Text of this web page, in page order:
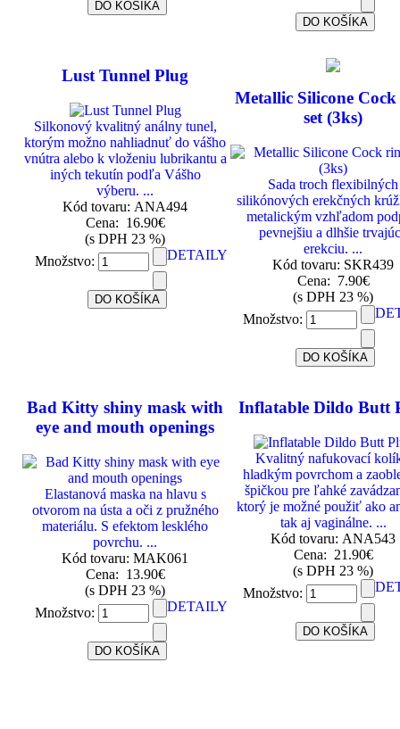
Lust Tunnel Plug
Silkonový kvalitný análny tunel,
ktorým možno nahliadnuť do vášho
vnútra alebo k vloženiu lubrikantu a
iných tekutín podľa Vášho
výberu. ...
Kód tovaru: ANA494
Cena: 16.90€
(s DPH 23 %)
Množstvo:
DETAILY
Metallic Silicone
set (3ks)
Sada troch flexibilných
silikónových erekčných
metalickým vzhľadom
pevnejšiu a dlhšie
erekciu. ...
Kód tovaru: SKR439
Cena: 7.90€
(s DPH 23 %)
Množstvo:
Bad Kitty shiny mask with
eye and mouth openings
Elastanová maska na hlavu s
otvorom na ústa a oči z pružného
materiálu. S efektom lesklého
povrchu. ...
Kód tovaru: MAK061
Cena: 13.90€
(s DPH 23 %)
Množstvo:
DETAILY
Inflatable Dildo Butt
Kvalitný nafukovací
hladkým povrchom a
špičkou pre ľahké
ktorý je možné použiť ako
tak aj vaginálne. ...
Kód tovaru: ANA543
Cena: 21.90€
(s DPH 23 %)
Množstvo: